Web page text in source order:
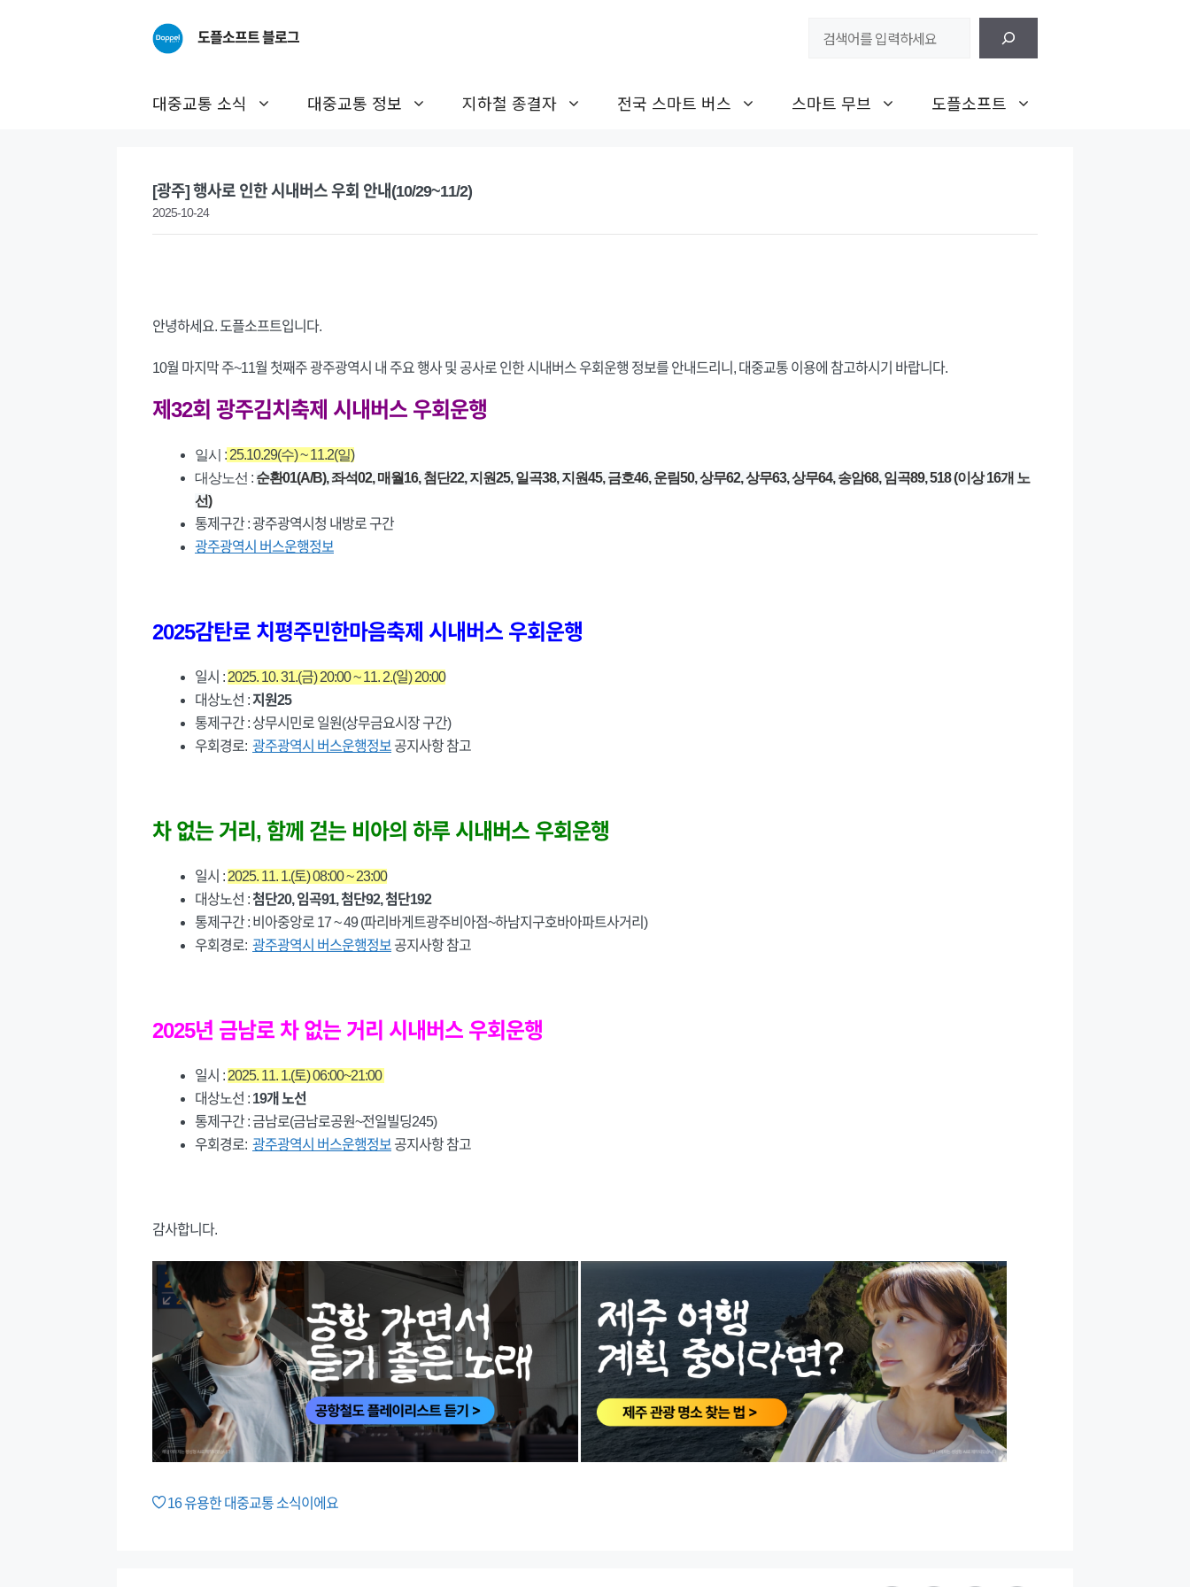
도플소프트 블로그
대중교통 소식 대중교통 정보 지하철 종결자 전국 스마트 버스 스마트 무브 도플소프트
[광주] 행사로 인한 시내버스 우회 안내(10/29~11/2)
2025-10-24
안녕하세요. 도플소프트입니다.
10월 마지막 주~11월 첫째주 광주광역시 내 주요 행사 및 공사로 인한 시내버스 우회운행 정보를 안내드리니, 대중교통 이용에 참고하시기 바랍니다.
제32회 광주김치축제 시내버스 우회운행
일시 : 25.10.29(수) ~ 11.2(일)
대상노선 : 순환01(A/B), 좌석02, 매월16, 첨단22, 지원25, 일곡38, 지원45, 금호46, 운림50, 상무62, 상무63, 상무64, 송암68, 임곡89, 518 (이상 16개 노
선)
통제구간 : 광주광역시청 내방로 구간
광주광역시 버스운행정보
2025감탄로 치평주민한마음축제 시내버스 우회운행
일시 : 2025. 10. 31.(금) 20:00 ~ 11. 2.(일) 20:00
대상노선 :지원25
통제구간 : 상무시민로 일원(상무금요시장 구간)
우회경로: 광주광역시 버스운행정보 공지사항 참고
차 없는 거리, 함께 걷는 비아의 하루 시내버스 우회운행
일시 : 2025. 11. 1.(토) 08:00 ~ 23:00
대상노선 :첨단20, 임곡91, 첨단92, 첨단192
통제구간 : 비아중앙로 17 ~ 49 (파리바게트광주비아점~하남지구호바아파트사거리)
우회경로: 광주광역시 버스운행정보 공지사항 참고
2025년 금남로 차 없는 거리 시내버스 우회운행
일시 : 2025. 11. 1.(토) 06:00~21:00
대상노선 : 19개 노선
통제구간 : 금남로(금남로공원~전일빌딩245)
우회경로: 광주광역시 버스운행정보 공지사항 참고
감사합니다.
16유용한 대중교통 소식이에요